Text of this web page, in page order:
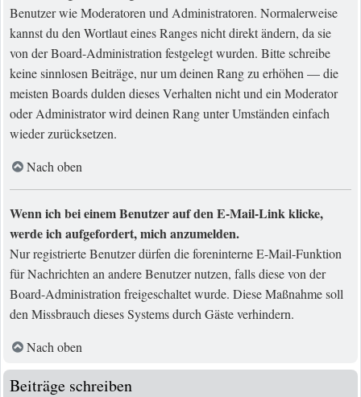
Benutzer wie Moderatoren und Administratoren. Normalerweise
kannst du den Wortlaut eines Ranges nicht direkt ändern, da sie
von der Board-Administration festgelegt wurden. Bitte schreibe
keine sinnlosen Beiträge, nur um deinen Rang zu erhöhen — die
meisten Boards dulden dieses Verhalten nicht und ein Moderator
oder Administrator wird deinen Rang unter Umständen einfach
wieder zurücksetzen.
Nach oben
Wenn ich bei einem Benutzer auf den E-Mail-Link klicke,
werde ich aufgefordert, mich anzumelden.
Nur registrierte Benutzer dürfen die foreninterne E-Mail-Funktion
für Nachrichten an andere Benutzer nutzen, falls diese von der
Board-Administration freigeschaltet wurde. Diese Maßnahme soll
den Missbrauch dieses Systems durch Gäste verhindern.
Nach oben
Beiträge schreiben